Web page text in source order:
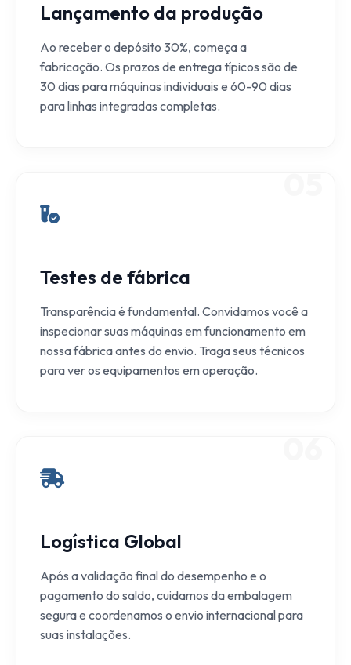
Lançamento da produção
Ao receber o depósito 30%, começa a
fabricação. Os prazos de entrega típicos são de
30 dias para máquinas individuais e 60-90 dias
para linhas integradas completas.
Testes de fábrica
Transparência é fundamental. Convidamos você a
inspecionar suas máquinas em funcionamento em
nossa fábrica antes do envio. Traga seus técnicos
para ver os equipamentos em operação.
Logística Global
Após a validação final do desempenho e o
pagamento do saldo, cuidamos da embalagem
segura e coordenamos o envio internacional para
suas instalações.